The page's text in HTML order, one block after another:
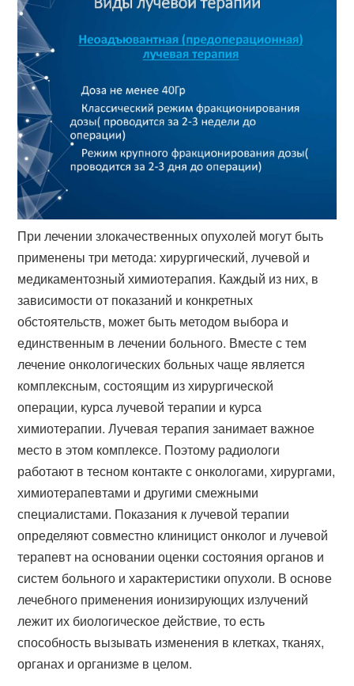
При лечении злокачественных опухолей могут быть
применены три метода: хирургический, лучевой и
медикаментозный химиотерапия. Каждый из них, в
зависимости от показаний и конкретных
обстоятельств, может быть методом выбора и
единственным в лечении больного. Вместе с тем
лечение онкологических больных чаще является
комплексным, состоящим из хирургической
операции, курса лучевой терапии и курса
химиотерапии. Лучевая терапия занимает важное
место в этом комплексе. Поэтому радиологи
работают в тесном контакте с онкологами, хирургами,
химиотерапевтами и другими смежными
специалистами. Показания к лучевой терапии
определяют совместно клиницист онколог и лучевой
терапевт на основании оценки состояния органов и
систем больного и характеристики опухоли. В основе
лечебного применения ионизирующих излучений
лежит их биологическое действие, то есть
способность вызывать изменения в клетках, тканях,
органах и организме в целом.